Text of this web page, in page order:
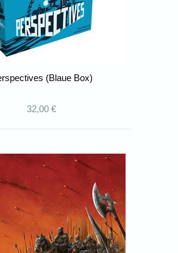
(Blaue Box)
32,00 €